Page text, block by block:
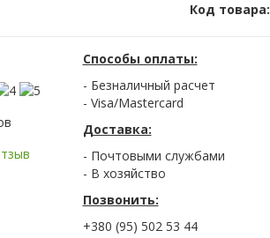
Код товара:
Способы оплаты:
- Безналичный расчет
- Visa/Mastercard
Доставка:
- Почтовыми службами
- В хозяйство
Позвонить:
+380 (95) 502 53 44